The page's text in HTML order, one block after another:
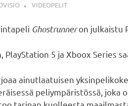
VIDEOPELIT
Ghostrunneron julkaistu
PlayStation 5 ja Xboox Series
ainutlaatuisen
peliympäristössä, joka